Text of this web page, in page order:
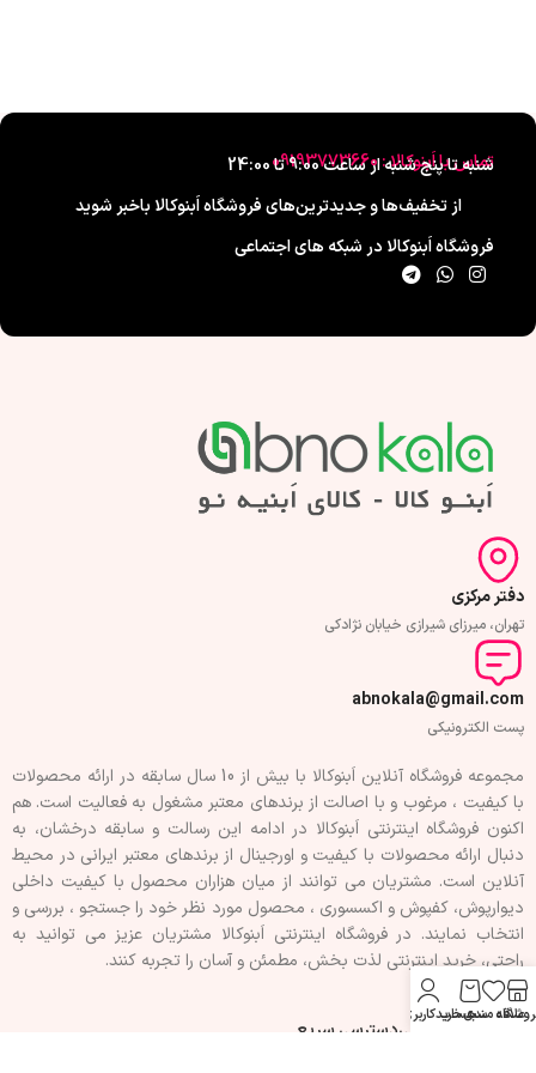
تماس با اَبنوکالا : 09193773660
شنبه تا پنج شنبه از ساعت 9:00 تا 24:00
از تخفیف‌ها و جدیدترین‌های فروشگاه اَبنوکالا باخبر شوید
فروشگاه اَبنوکالا در شبکه های اجتماعی
دفتر مرکزی
تهران، میرزای شیرازی خیابان نژادکی
abnokala@gmail.com
پست الکترونیکی
مجموعه فروشگاه آنلاین اَبنوکالا با بیش از 10 سال سابقه در ارائه محصولات
با کيفيت ، مرغوب و با اصالت از برندهای معتبر مشغول به فعاليت است. هم
اکنون فروشگاه اینترنتی اَبنوکالا در ادامه اين رسالت و سابقه درخشان، به
دنبال ارائه محصولات با کيفيت و اورجينال از برندهای معتبر ايرانی در محيط
آنلاين است. مشتريان می توانند از ميان هزاران محصول با کيفيت داخلی
دیوارپوش، کفپوش و اکسسوری ، محصول مورد نظر خود را جستجو ، بررسی و
انتخاب نمايند. در فروشگاه اینترنتی اَبنوکالا مشتريان عزیز می توانيد به
راحتی، خرید اینترنتی لذت بخش، مطمئن و آسان را تجربه کنند.
فهرست سفارشیدسترسی سریع
علاقه مندیسبد خرید
حساب کاربری من